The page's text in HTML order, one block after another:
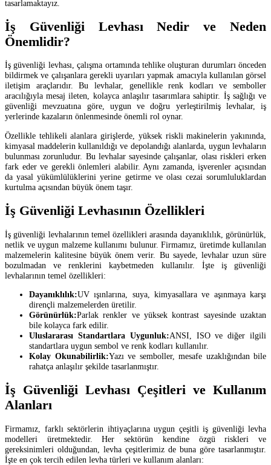
tasarlamaktayız.
İş Güvenliği Levhası Nedir ve Neden
Önemlidir?
İş güvenliği levhası, çalışma ortamında tehlike oluşturan durumları önceden
bildirmek ve çalışanlara gerekli uyarıları yapmak amacıyla kullanılan görsel
iletişim araçlarıdır. Bu levhalar, genellikle renk kodları ve semboller
aracılığıyla mesaj ileten, kolayca anlaşılır tasarımlara sahiptir. İş sağlığı ve
güvenliği mevzuatına göre, uygun ve doğru yerleştirilmiş levhalar, iş
yerlerinde kazaların önlenmesinde önemli rol oynar.
Özellikle tehlikeli alanlara girişlerde, yüksek riskli makinelerin yakınında,
kimyasal maddelerin kullanıldığı ve depolandığı alanlarda, uygun levhaların
bulunması zorunludur. Bu levhalar sayesinde çalışanlar, olası riskleri erken
fark eder ve gerekli önlemleri alabilir. Aynı zamanda, işverenler açısından
da yasal yükümlülüklerini yerine getirme ve olası cezai sorumluluklardan
kurtulma açısından büyük önem taşır.
İş Güvenliği Levhasının Özellikleri
İş güvenliği levhalarının temel özellikleri arasında dayanıklılık, görünürlük,
netlik ve uygun malzeme kullanımı bulunur. Firmamız, üretimde kullanılan
malzemelerin kalitesine büyük önem verir. Bu sayede, levhalar uzun süre
bozulmadan ve renklerini kaybetmeden kullanılır. İşte iş güvenliği
levhalarının temel özellikleri:
Dayanıklılık:UV ışınlarına, suya, kimyasallara ve aşınmaya karşı
dirençli malzemelerden üretilir.
Görünürlük:Parlak renkler ve yüksek kontrast sayesinde uzaktan
bile kolayca fark edilir.
Uluslararası Standartlara Uygunluk:ANSI, ISO ve diğer ilgili
standartlara uygun sembol ve renk kodları kullanılır.
Kolay Okunabilirlik:Yazı ve semboller, mesafe uzaklığından bile
rahatça anlaşılır şekilde tasarlanmıştır.
İş Güvenliği Levhası Çeşitleri ve Kullanım
Alanları
Firmamız, farklı sektörlerin ihtiyaçlarına uygun çeşitli iş güvenliği levha
modelleri üretmektedir. Her sektörün kendine özgü riskleri ve
gereksinimleri olduğundan, levha çeşitlerimiz de buna göre tasarlanmıştır.
İşte en çok tercih edilen levha türleri ve kullanım alanları: